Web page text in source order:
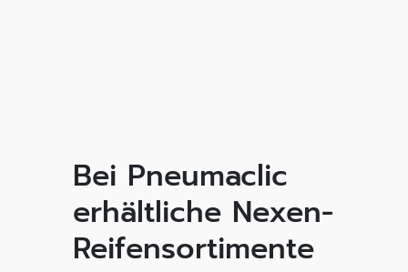
Bei Pneumaclic
erhältliche Nexen-
Reifensortimente